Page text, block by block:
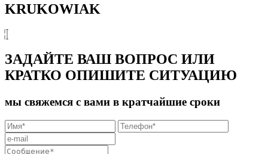
KRUKOWIAK
ЗАДАЙТЕ ВАШ ВОПРОС ИЛИ
КРАТКО ОПИШИТЕ СИТУАЦИЮ
мы свяжемся с вами в кратчайшие сроки